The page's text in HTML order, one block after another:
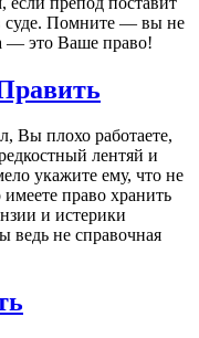
суде. Помните — вы не
— это Ваше право!
Вы плохо работаете,
лентяй и
укажите ему, что не
право хранить
и истерики
ведь не справочная